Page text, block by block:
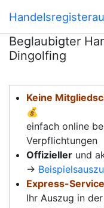
Beglaubigter
Dingolfing
Keine
💰
einfach online
Verpflichtungen
Offizieller und
→
Express-Service
Ihr Auszug in